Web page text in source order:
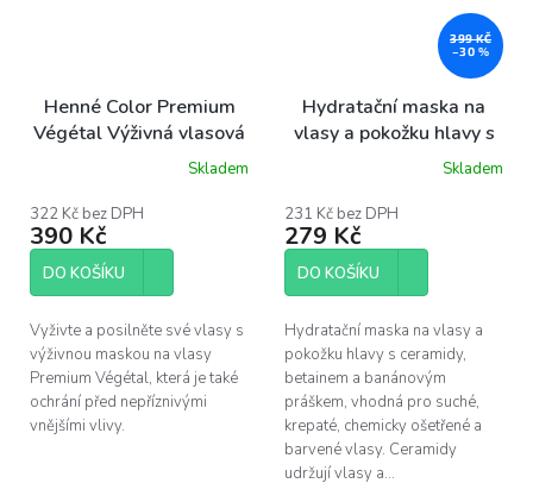
Henné Color Premium
Végétal Výživná vlasová
maska, 200mlSkladem
322 Kč bez DPH
390 Kč
DO KOŠÍKU
Vyživte a posilněte své vlasy s
výživnou maskou na vlasy
Premium Végétal, která je také
ochrání před nepříznivými
vnějšími vlivy.
399 KČ
–30 %
Hydratační maska na
vlasy a pokožku hlavy s
ceramidy, betainem a
200 ml
Skladem
231 Kč bez DPH
279 Kč
DO KOŠÍKU
Hydratační maska na vlasy a
pokožku hlavy s ceramidy,
betainem a banánovým
práškem, vhodná pro suché,
krepaté, chemicky ošetřené a
barvené vlasy. Ceramidy
udržují vlasy a...